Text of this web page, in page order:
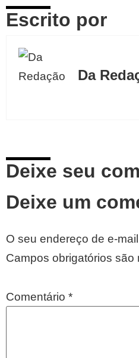
Escrito por
Da
Deixe seu
Deixe um
O seu endereço de e-
Campos obrigatórios são
Comentário *